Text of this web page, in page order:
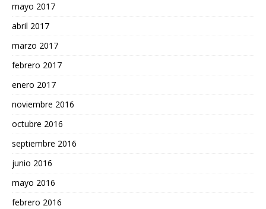
mayo 2017
abril 2017
marzo 2017
febrero 2017
enero 2017
noviembre 2016
octubre 2016
septiembre 2016
junio 2016
mayo 2016
febrero 2016